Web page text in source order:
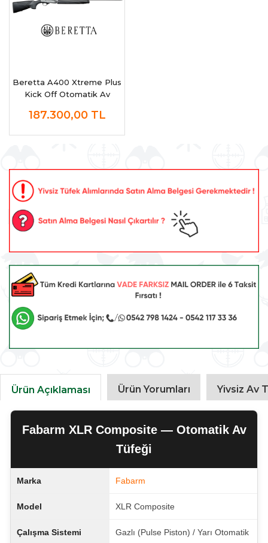
Beretta A400 Xtreme Plus
Kick Off Otomatik Av
187.300,00 TL
Ürün Açıklaması Ürün Yorumları Yivsiz Av
Fabarm XLR Composite — Otomatik Av
Tüfeği
Marka Fabarm
Model XLR Composite
Çalışma Sistemi Gazlı (Pulse Piston) / Yarı Otomatik